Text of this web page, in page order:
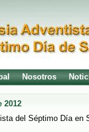
Nosotros
2012
del Séptimo Día en